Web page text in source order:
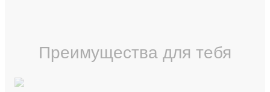
Преимущества для тебя